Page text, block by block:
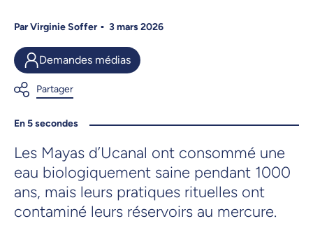
ParVirginie Soffer 3 mars 2026
Demandes médias
En 5 secondes
Les Mayas d’Ucanal ont consommé une
eau biologiquement saine pendant 1000
ans, mais leurs pratiques rituelles ont
contaminé leurs réservoirs au mercure.